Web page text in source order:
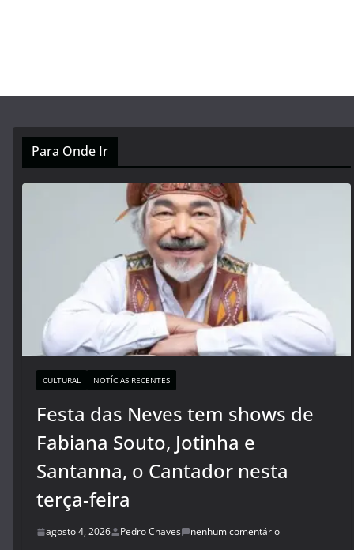
Para Onde Ir
CULTURAL NOTÍCIAS RECENTES
Festa das Neves tem shows de
Fabiana Souto, Jotinha e
Santanna, o Cantador nesta
terça-feira
agosto 4, 2026 Pedro Chaves nenhum comentário